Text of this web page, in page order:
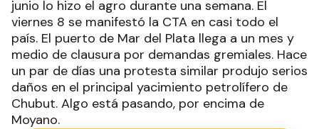
junio lo hizo el agro durante una semana. El
viernes 8 se manifestó la CTA en casi todo el
país. El puerto de Mar del Plata llega a un mes y
medio de clausura por demandas gremiales. Hace
un par de días una protesta similar produjo serios
daños en el principal yacimiento petrolífero de
Chubut. Algo está pasando, por encima de
Moyano.